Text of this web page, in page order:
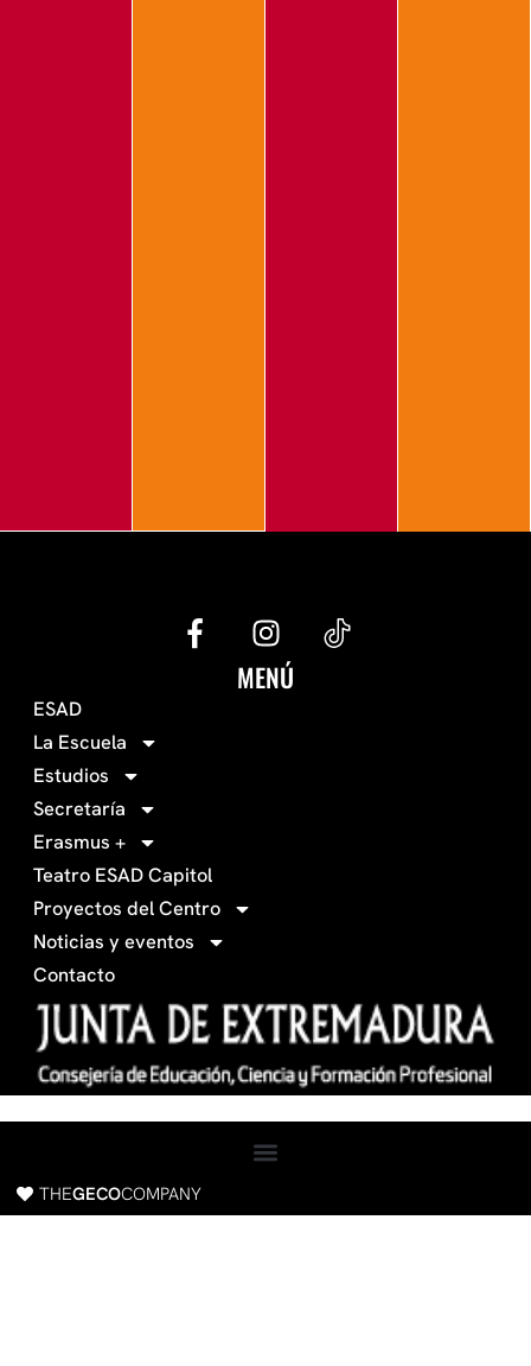
G
e
f
a
c
b
o
o
k
I
n
s
MENÚ
ESAD
La Escuela
Estudios
Secretaría
Erasmus +
Teatro ESAD Capitol
Proyectos del Centro
Noticias y eventos
Contacto
THEGECOCOMPANY